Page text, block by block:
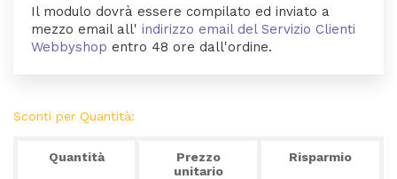
Il modulo dovrà essere compilato ed inviato a
mezzo email all' indirizzo email del Servizio Clienti
Webbyshop entro 48 ore dall'ordine.
Sconti per Quantità:
Quantità
Prezzo
unitario
Risparmio